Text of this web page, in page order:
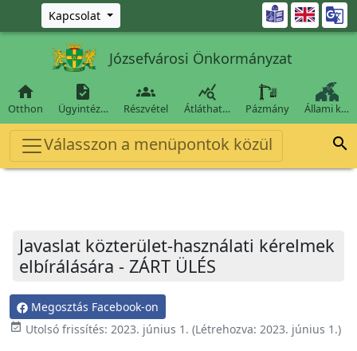
Ugrás a fő tartalomra
Kapcsolat 
Józsefvárosi Önkormányzat

Otthon

Ügyintéz…

Részvétel

Átláthat… Pázmány Állami k…
Válasszon a menüpontok közül 
Javaslat közterület-használati kérelmek
elbírálására - ZÁRT ÜLÉS
Megosztás Facebook-on
event_available Utolsó frissítés: 2023. június 1. (Létrehozva: 2023. június 1.)